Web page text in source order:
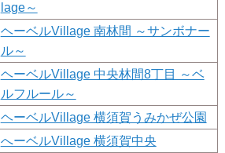
lage～
ヘーベルVillage 南林間 ～サンボナー
ル～
ヘーベルVillage 中央林間8丁目 ～ベ
ルフルール～
ヘーベルVillage 横須賀うみかぜ公園
へーベルVillage 横須賀中央